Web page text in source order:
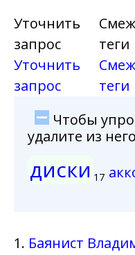
Уточнить
запрос
Уточнить
запрос
теги
теги
Чтобы
удалите из
диски 17
1. Баянист